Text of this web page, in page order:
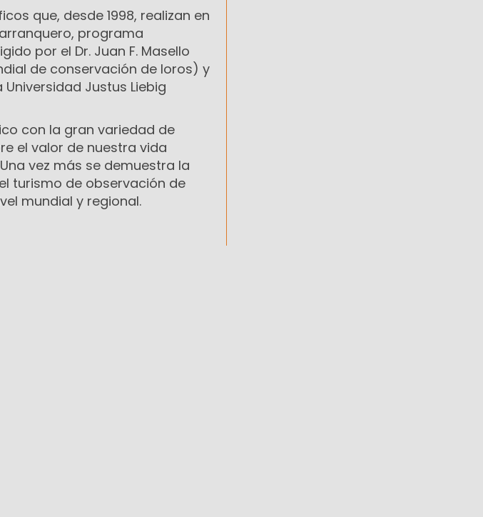
que, desde 1998, realizan en
programa
por el Dr. Juan F. Masello
de conservación de loros) y
Justus Liebig
con la gran variedad de
el valor de nuestra vida
vez más se demuestra la
turismo de observación de
mundial y regional.